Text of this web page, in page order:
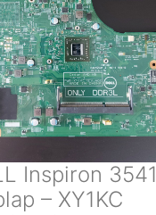
Inspiron 3541
– XY1KC